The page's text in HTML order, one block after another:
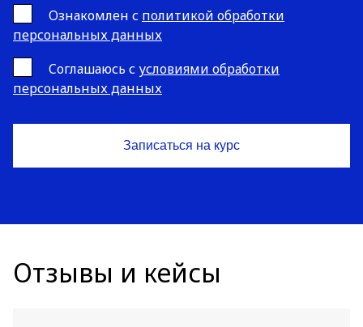
Ознакомлен с политикой обработки
персональных данных
Cоглашаюсь с условиями обработки
персональных данных
Отзывы и кейсы